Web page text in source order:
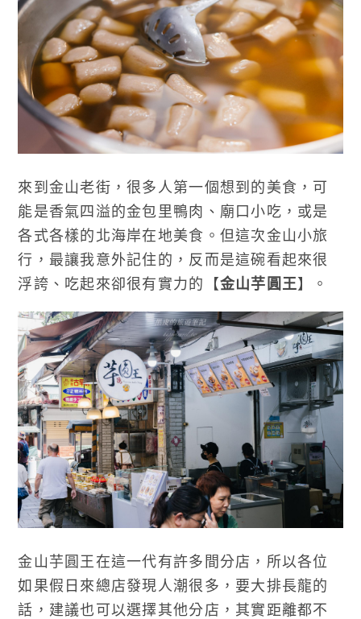
來到金山老街，很多人第一個想到的美食，可
能是香氣四溢的金包里鴨肉、廟口小吃，或是
各式各樣的北海岸在地美食。但這次金山小旅
行，最讓我意外記住的，反而是這碗看起來很
浮誇、吃起來卻很有實力的【金山芋圓王】。
金山芋圓王在這一代有許多間分店，所以各位
如果假日來總店發現人潮很多，要大排長龍的
話，建議也可以選擇其他分店，其實距離都不